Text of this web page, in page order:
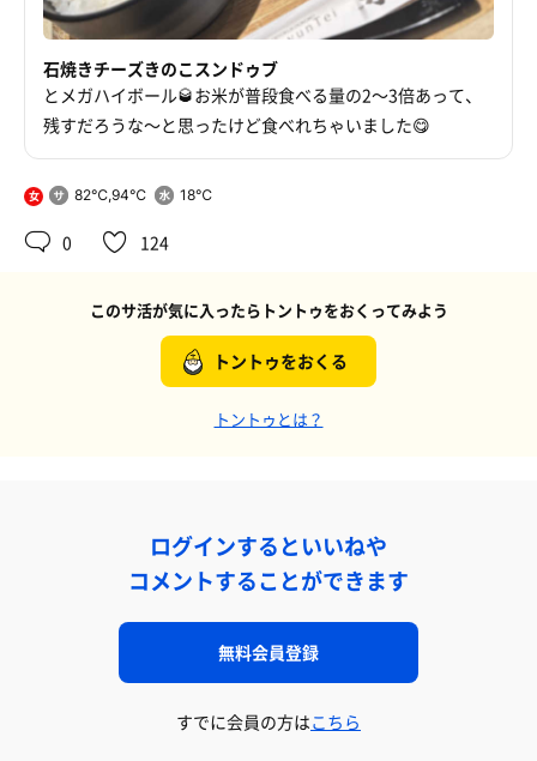
石焼きチーズきのこスンドゥブ
とメガハイボール🥃お米が普段食べる量の2〜3倍あって、
残すだろうな〜と思ったけど食べれちゃいました😋
女 82℃,94℃ 18℃
0 124
このサ活が気に入ったらトントゥをおくってみよう
トントゥをおくる
トントゥとは？
ログインするといいねや
コメントすることができます
無料会員登録
すでに会員の方はこちら